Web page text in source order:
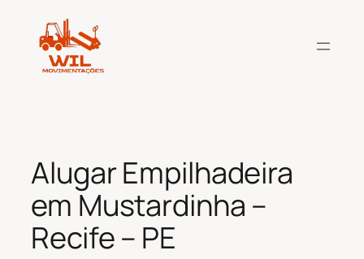
conteúdo
Alugar Empilhadeira
em Mustardinha –
Recife – PE